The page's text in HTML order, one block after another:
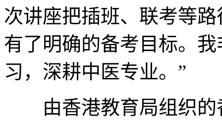
次讲座把插班、联考等
有了明确的备考目标。
习，深耕中医专业。”
由香港教育局组织的